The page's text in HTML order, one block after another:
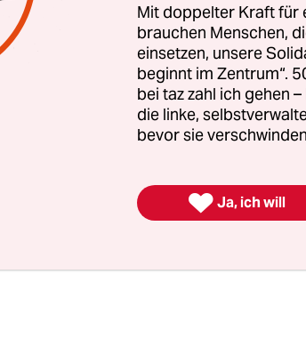
zu den Pionier*innen im Kampf für
das den Status einer
brachte ihr die
sie gewählt haben,
Istanbuls in der EU.
Mit doppelter Kraft für
brauchen Menschen,
einsetzen, unsere
beginnt im Zentrum“.
bei taz zahl ich gehen
die linke,
bevor sie
 Ja, ich will